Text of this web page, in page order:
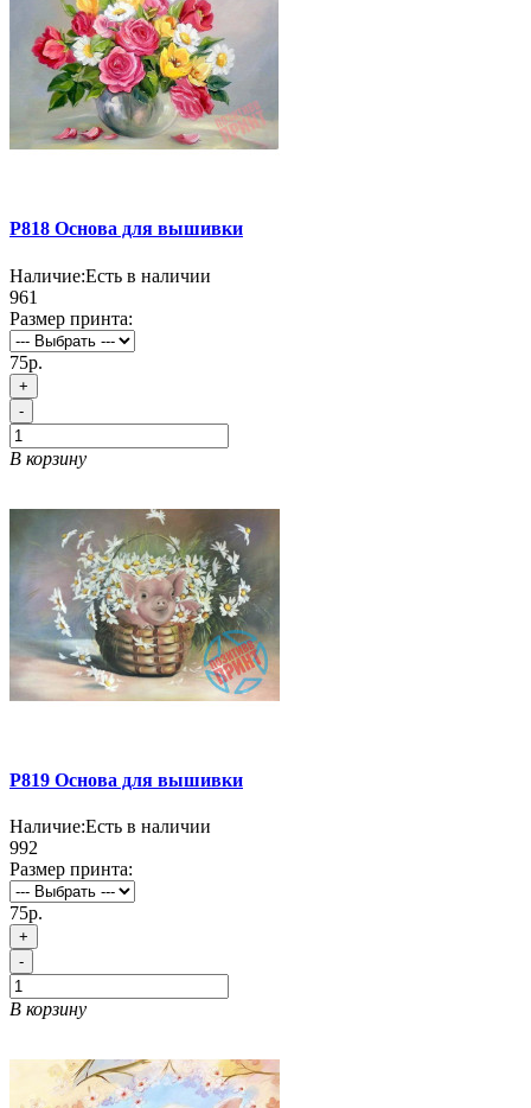
P818 Основа для вышивки
Наличие:Есть в наличии
961
Размер принта:
75р.
+
-
В корзину
P819 Основа для вышивки
Наличие:Есть в наличии
992
Размер принта:
75р.
+
-
В корзину